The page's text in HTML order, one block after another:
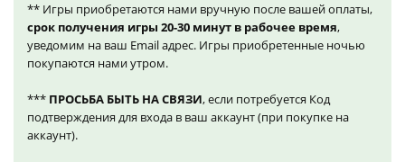
** Игры приобретаются нами вручную после вашей оплаты,
срок получения игры 20-30 минут в рабочее время,
уведомим на ваш Email адрес. Игры приобретенные ночью
покупаются нами утром.
*** ПРОСЬБА БЫТЬ НА СВЯЗИ, если потребуется Код
подтверждения для входа в ваш аккаунт (при покупке на
аккаунт).